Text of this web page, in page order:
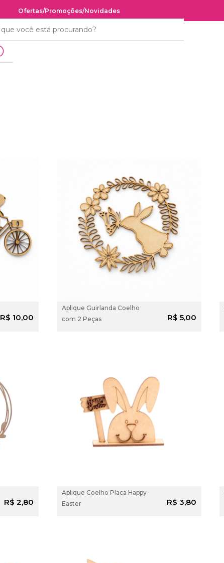
Ofertas/Promoções/Novidades
R$ 10,00
AO
Aplique Guirlanda Coelho
com 2 Peças
R$ 5,00
ADICIONAR AO
CARRINHO
R$ 2,80
AO
Aplique Coelho Placa Happy
Easter
R$ 3,80
ADICIONAR AO
CARRINHO